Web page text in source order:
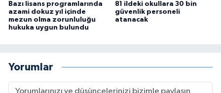
Bazı lisans programlarında
azami dokuz yıl içinde
mezun olma zorunluluğu
hukuka uygun bulundu
81 ildeki okullara 30 bin
güvenlik personeli
atanacak
Yorumlar